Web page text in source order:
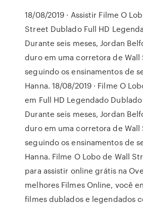
18/08/2019 · Assistir Filme O
Street Dublado Full HD
Durante seis meses, Jordan
duro em uma corretora de Wall
seguindo os ensinamentos de
Hanna. 18/08/2019 · Filme O
em Full HD Legendado
Durante seis meses, Jordan
duro em uma corretora de Wall
seguindo os ensinamentos de
Hanna. Filme O Lobo de Wall
para assistir online grátis na
melhores Filmes Online, você
filmes dublados e legendados